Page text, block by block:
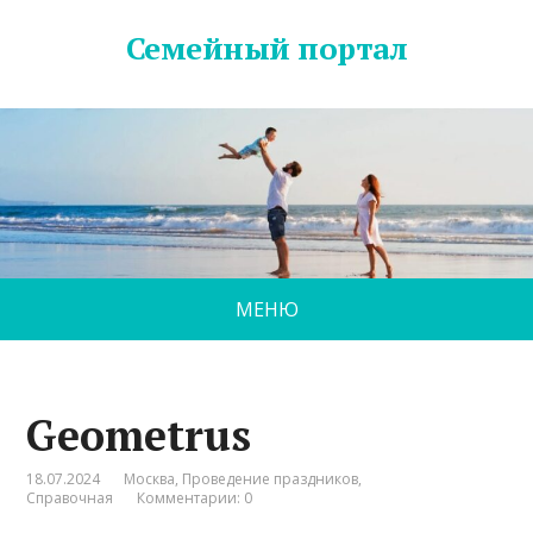
Семейный портал
МЕНЮ
Geometrus
18.07.2024 Москва, Проведение праздников,
Справочная
Комментарии: 0